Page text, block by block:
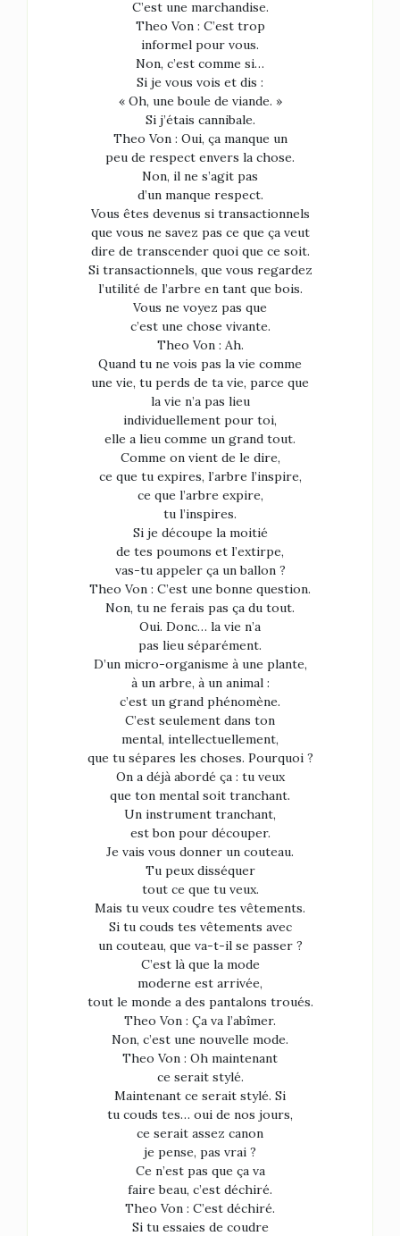
C’est une marchandise.
Theo Von : C’est trop
informel pour vous.
Non, c’est comme si…
Si je vous vois et dis :
« Oh, une boule de viande. »
Si j’étais cannibale.
Theo Von : Oui, ça manque un
peu de respect envers la chose.
Non, il ne s’agit pas
d’un manque respect.
Vous êtes devenus si transactionnels
que vous ne savez pas ce que ça veut
dire de transcender quoi que ce soit.
Si transactionnels, que vous regardez
l’utilité de l’arbre en tant que bois.
Vous ne voyez pas que
c’est une chose vivante.
Theo Von : Ah.
Quand tu ne vois pas la vie comme
une vie, tu perds de ta vie, parce que
la vie n’a pas lieu
individuellement pour toi,
elle a lieu comme un grand tout.
Comme on vient de le dire,
ce que tu expires, l’arbre l’inspire,
ce que l’arbre expire,
tu l’inspires.
Si je découpe la moitié
de tes poumons et l’extirpe,
vas-tu appeler ça un ballon ?
Theo Von : C’est une bonne question.
Non, tu ne ferais pas ça du tout.
Oui. Donc… la vie n’a
pas lieu séparément.
D’un micro-organisme à une plante,
à un arbre, à un animal :
c’est un grand phénomène.
C’est seulement dans ton
mental, intellectuellement,
que tu sépares les choses. Pourquoi ?
On a déjà abordé ça : tu veux
que ton mental soit tranchant.
Un instrument tranchant,
est bon pour découper.
Je vais vous donner un couteau.
Tu peux disséquer
tout ce que tu veux.
Mais tu veux coudre tes vêtements.
Si tu couds tes vêtements avec
un couteau, que va-t-il se passer ?
C’est là que la mode
moderne est arrivée,
tout le monde a des pantalons troués.
Theo Von : Ça va l’abîmer.
Non, c’est une nouvelle mode.
Theo Von : Oh maintenant
ce serait stylé.
Maintenant ce serait stylé. Si
tu couds tes… oui de nos jours,
ce serait assez canon
je pense, pas vrai ?
Ce n’est pas que ça va
faire beau, c’est déchiré.
Theo Von : C’est déchiré.
Si tu essaies de coudre